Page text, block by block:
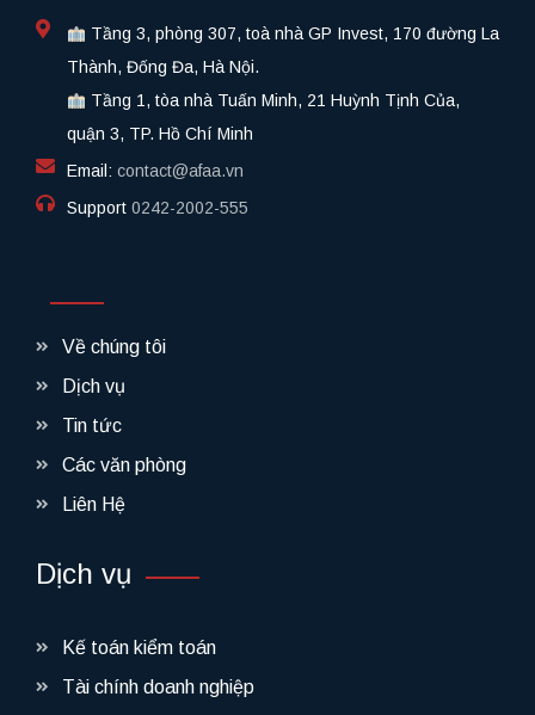
Tầng 3, phòng 307, toà nhà GP Invest, 170 đường La
Thành, Đống Đa, Hà Nội.
Tầng 1, tòa nhà Tuấn Minh, 21 Huỳnh Tịnh Của,
quận 3, TP. Hồ Chí Minh
Email: contact@afaa.vn
Support 0242-2002-555​
Về chúng tôi
Dịch vụ
Tin tức
Các văn phòng
Liên Hệ
Dịch vụ
Kế toán kiểm toán
Tài chính doanh nghiệp